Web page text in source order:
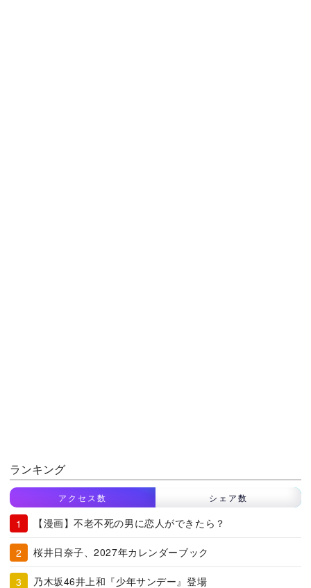
ランキング
アクセス数 シェア数
【漫画】不老不死の男に恋人ができたら？
桜井日奈子、2027年カレンダーブック
乃木坂46井上和『少年サンデー』登場